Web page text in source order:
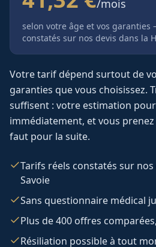
/mois
selon votre âge et vos
constatés sur nos devis dans la
Votre tarif dépend surtout de
garanties que vous choisissez.
suffisent : votre estimation pour
immédiatement, et vous
faut pour la suite.
Tarifs réels constatés sur
Savoie
Sans questionnaire médical
Plus de 400 offres
Résiliation possible à tout